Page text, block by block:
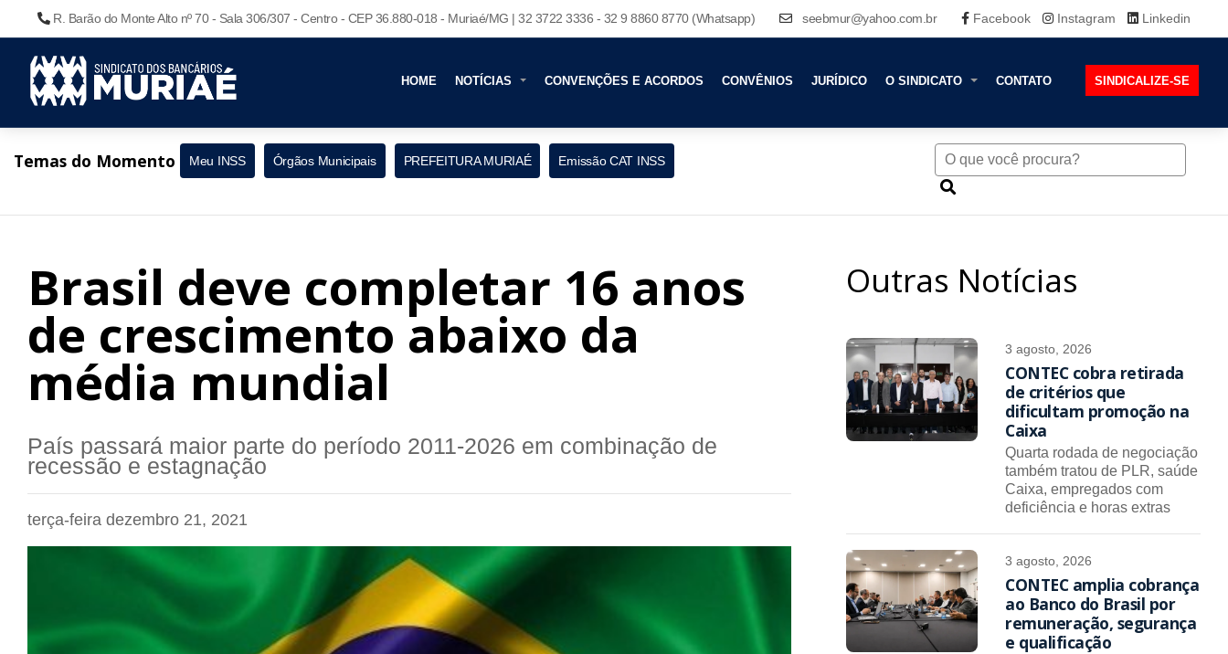
R. Barão do Monte Alto nº 70 - Sala 306/307 - Centro - CEP 36.880-018 - Muriaé/MG | 32 3722 3336 - 32 9 8860 8770 (Whatsapp) seebmur@yahoo.com.br Facebook Instagram Linkedin
HOME NOTÍCIAS CONVENÇÕES E ACORDOS CONVÊNIOS JURÍDICO O SINDICATO CONTATO SINDICALIZE-SE
Temas do Momento Meu INSS Órgãos Municipais PREFEITURA MURIAÉ Emissão CAT INSS
Brasil deve completar 16 anos
de crescimento abaixo da
média mundial
País passará maior parte do período 2011-2026 em combinação de
recessão e estagnação
terça-feira dezembro 21, 2021
Outras Notícias
3 agosto, 2026
CONTEC cobra retirada
de critérios que
dificultam promoção na
Caixa
Quarta rodada de negociação
também tratou de PLR, saúde
Caixa, empregados com
deficiência e horas extras
3 agosto, 2026
CONTEC amplia cobrança
ao Banco do Brasil por
remuneração, segurança
e qualificação